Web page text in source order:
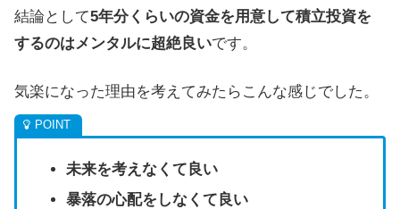
結論として5年分くらいの資金を用意して積立投資を
するのはメンタルに超絶良いです。
気楽になった理由を考えてみたらこんな感じでした。
未来を考えなくて良い
暴落の心配をしなくて良い